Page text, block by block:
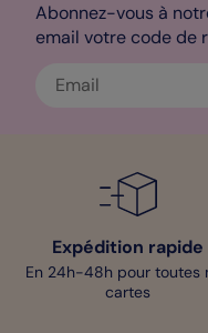
Abonnez-vous à
email votre code de
Expédition rapide
En 24h-48h pour toutes
cartes